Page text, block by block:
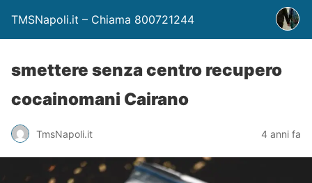
TMSNapoli.it – Chiama 800721244
smettere senza centro recupero
cocainomani Cairano
TmsNapoli.it 4 anni fa